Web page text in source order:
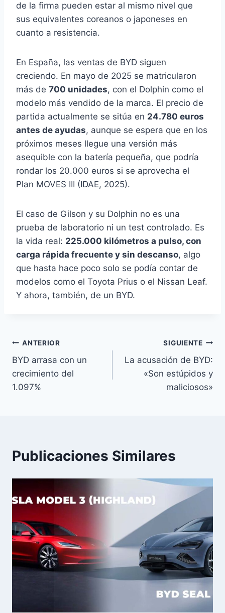
de la firma pueden estar al mismo nivel que
sus equivalentes coreanos o japoneses en
cuanto a resistencia.
En España, las ventas de BYD siguen
creciendo. En mayo de 2025 se matricularon
más de 700 unidades, con el Dolphin como el
modelo más vendido de la marca. El precio de
partida actualmente se sitúa en 24.780 euros
antes de ayudas, aunque se espera que en los
próximos meses llegue una versión más
asequible con la batería pequeña, que podría
rondar los 20.000 euros si se aprovecha el
Plan MOVES III (IDAE, 2025).
El caso de Gilson y su Dolphin no es una
prueba de laboratorio ni un test controlado. Es
la vida real: 225.000 kilómetros a pulso, con
carga rápida frecuente y sin descanso, algo
que hasta hace poco solo se podía contar de
modelos como el Toyota Prius o el Nissan Leaf.
Y ahora, también, de un BYD.
Navegación
de
entradas
ANTERIOR
BYD arrasa con un
crecimiento del
1.097%
SIGUIENTE
La acusación de BYD:
«Son estúpidos y
maliciosos»
Publicaciones Similares